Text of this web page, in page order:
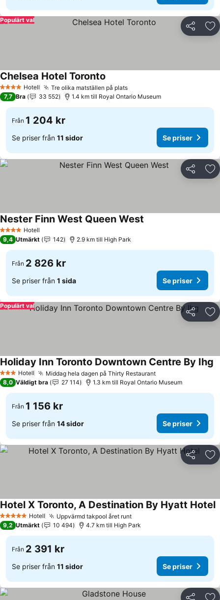
Dela
Populärt val
4 StjärnorHotell Tre olika matställen på plats
Chelsea Hotel Toronto
7,7 Bra 33 552 1.4 km till Royal Ontario Museum
Från 1 204 kr
Se priser från 11 sidor Se priser
Dela
4 StjärnorHotell
Nester Finn West Queen West
9,4 Utmärkt 142 2.9 km till High Park
Från 2 826 kr
Se priser från 1 sida Se priser
Dela
Populärt val
3 StjärnorHotell Middag hela dagen på Thirty Restaurant
Holiday Inn Toronto Downtown Centre By Ihg
8,0 Väldigt bra 27 114 1.3 km till Royal Ontario Museum
Från 1 156 kr
Se priser från 14 sidor Se priser
Dela
5 Stjärnor Hotell Uppvärmd takpool året runt
Hotel X Toronto, A Destination By Hyatt Hotel
9,2 Utmärkt 10 494 4.7 km till High Park
Från 2 391 kr
Se priser från 11 sidor Se priser